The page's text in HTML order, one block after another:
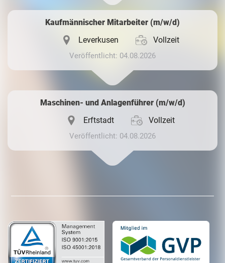
Kaufmännischer Mitarbeiter (m/w/d)
Leverkusen
Vollzeit
Veröffentlicht: 04.08.2026
Maschinen- und Anlagenführer (m/w/d)
Erftstadt
Vollzeit
Veröffentlicht: 04.08.2026